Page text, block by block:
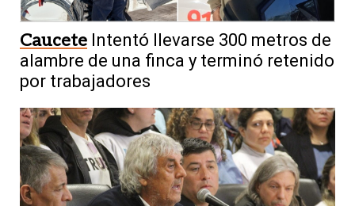
Caucete Intentó llevarse 300 metros de
alambre de una finca y terminó retenido
por trabajadores